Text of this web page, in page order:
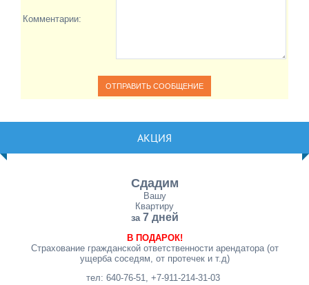
Комментарии:
АКЦИЯ
Сдадим
Вашу
Квартиру
за 7 дней
В ПОДАРОК!
Страхование гражданской ответственности арендатора (от
ущерба соседям, от протечек и т.д)
тел: 640-76-51, +7-911-214-31-03